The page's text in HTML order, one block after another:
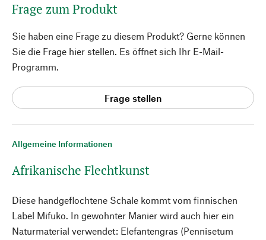
Allgemeine Informationen
Afrikanische Flechtkunst
Diese handgeflochtene Schale kommt vom finnischen
Label Mifuko. In gewohnter Manier wird auch hier ein
Naturmaterial verwendet: Elefantengras (Pennisetum
Frage zum Produkt
Sie haben eine Frage zu diesem Produkt? Gerne können
Sie die Frage hier stellen. Es öffnet sich Ihr E-Mail-
Programm.
Frage stellen